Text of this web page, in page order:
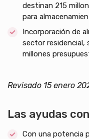
destinan 215
para
Incorporación de
sector residencial,
millones
Revisado 15 enero
Las ayudas
Con una potencia